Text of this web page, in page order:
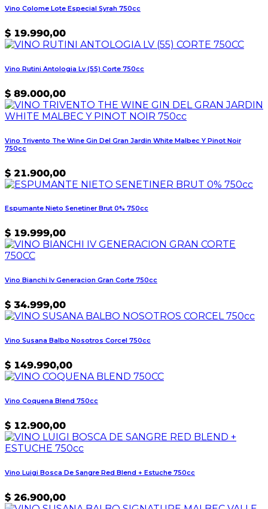
Vino Colome Lote Especial Syrah 750cc
$ 19.990,00
Vino Rutini Antologia Lv (55) Corte 750cc
$ 89.000,00
Vino Trivento The Wine Gin Del Gran Jardin White Malbec Y Pinot Noir
750cc
$ 21.900,00
Espumante Nieto Senetiner Brut 0% 750cc
$ 19.999,00
Vino Bianchi Iv Generacion Gran Corte 750cc
$ 34.999,00
Vino Susana Balbo Nosotros Corcel 750cc
$ 149.990,00
Vino Coquena Blend 750cc
$ 12.900,00
Vino Luigi Bosca De Sangre Red Blend + Estuche 750cc
$ 26.900,00